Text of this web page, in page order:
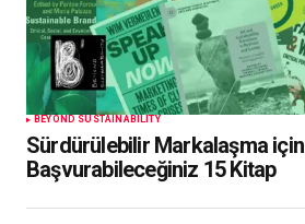
BEYOND SUSTAINABILITY
Sürdürülebilir Markalaşma için
Başvurabileceğiniz 15 Kitap